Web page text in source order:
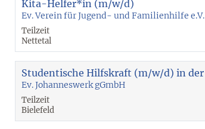
Kita-Helfer*in (m/w/d)
Ev. Verein für Jugend- und Familienhilfe e.V.
Teilzeit
Nettetal
Ev. Johanneswerk gGmbH
Teilzeit
Bielefeld